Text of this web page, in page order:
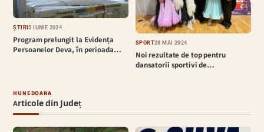
ȘTIRI5 IUNIE 2024
Program prelungit la Evidența
Persoanelor Deva, în perioada…
SPORT28 MAI 2024
Noi rezultate de top pentru
dansatorii sportivi de…
HUNEDOARA
Articole din Județ